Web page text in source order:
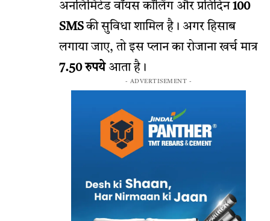
अनलिमिटेड वॉयस कॉलिंग और प्रतिदिन 100
SMS की सुविधा शामिल है। अगर हिसाब
लगाया जाए, तो इस प्लान का रोजाना खर्च मात्र
7.50 रुपयेआता है।
- ADVERTISEMENT -